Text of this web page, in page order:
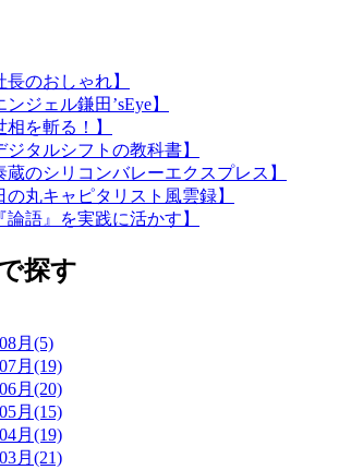
のおしゃれ】
ジェル鎌田’sEye】
を斬る！】
タルシフトの教科書】
のシリコンバレーエクスプレス】
丸キャピタリスト風雲録】
語』を実践に活かす】
探す
月(5)
月(19)
月(20)
月(15)
月(19)
月(21)